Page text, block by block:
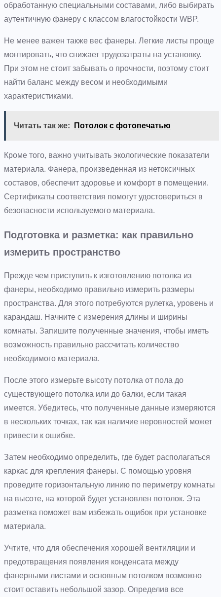
обработанную специальными составами, либо выбирать
аутентичную фанеру с классом влагостойкости WBP.
Не менее важен также вес фанеры. Легкие листы проще
монтировать, что снижает трудозатраты на установку.
При этом не стоит забывать о прочности, поэтому стоит
найти баланс между весом и необходимыми
характеристиками.
Читать так же: Потолок с фотопечатью
Кроме того, важно учитывать экологические показатели
материала. Фанера, произведенная из нетоксичных
составов, обеспечит здоровье и комфорт в помещении.
Сертификаты соответствия помогут удостовериться в
безопасности используемого материала.
Подготовка и разметка: как правильно
измерить пространство
Прежде чем приступить к изготовлению потолка из
фанеры, необходимо правильно измерить размеры
пространства. Для этого потребуются рулетка, уровень и
карандаш. Начните с измерения длины и ширины
комнаты. Запишите полученные значения, чтобы иметь
возможность правильно рассчитать количество
необходимого материала.
После этого измерьте высоту потолка от пола до
существующего потолка или до балки, если такая
имеется. Убедитесь, что полученные данные измеряются
в нескольких точках, так как наличие неровностей может
привести к ошибке.
Затем необходимо определить, где будет располагаться
каркас для крепления фанеры. С помощью уровня
проведите горизонтальную линию по периметру комнаты
на высоте, на которой будет установлен потолок. Эта
разметка поможет вам избежать ощибок при установке
материала.
Учтите, что для обеспечения хорошей вентиляции и
предотвращения появления конденсата между
фанерными листами и основным потолком возможно
стоит оставить небольшой зазор. Определив все